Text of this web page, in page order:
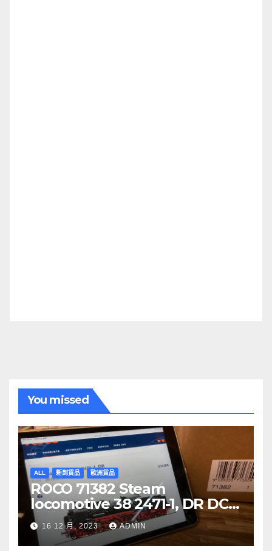
You missed
ALL 新到貨品 歐洲貨品
ROCO 71382 Steam
locomotive 38 2471-1, DR DCC
音效噴煙機車
16 12 月, 2023 ADMIN